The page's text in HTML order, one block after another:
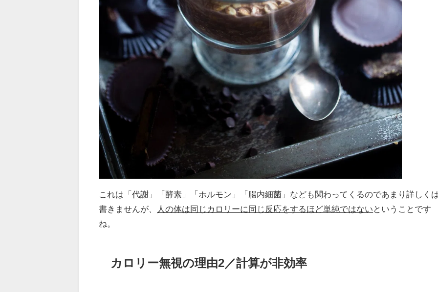
これは「代謝」「酵素」「ホルモン」「腸内細菌」なども関わってくるのであまり詳しく
書きませんが、
人の体は同じカロリーに同じ反応をするほど単純ではない ということです
ね。
カロリー無視の理由2／計算が非効率